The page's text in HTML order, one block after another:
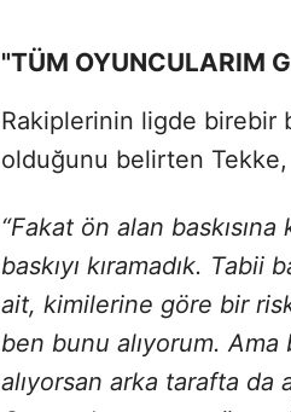
"TÜM OYUNCULARIM
Rakiplerinin ligde birebir
olduğunu belirten
“Fakat ön alan baskısına
baskıyı kıramadık. Tabii
ait, kimilerine göre bir
ben bunu alıyorum. Ama
alıyorsan arka tarafta da